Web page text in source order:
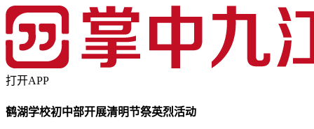
打开APP
鹤湖学校初中部开展清明节祭英烈活动